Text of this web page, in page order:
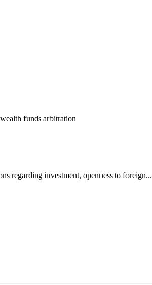
funds arbitration
regarding investment, openness to foreign...